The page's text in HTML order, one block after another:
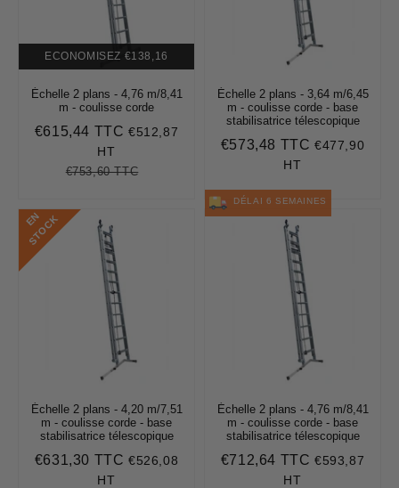
ECONOMISEZ €138,16
Échelle 2 plans - 4,76 m/8,41
m - coulisse corde
Prix
€615,44 TTC €615,44
€512,87
HT
Prix
€753,60 TTC€753,60
Échelle 2 plans - 3,64 m/6,45
m - coulisse corde - base
stabilisatrice télescopique
Prix
€573,48 TTC €573,48
€477,90
HT
E
N
S
T
O
C
K
Échelle 2 plans - 4,20 m/7,51
m - coulisse corde - base
stabilisatrice télescopique
Prix
€631,30 TTC €631,30
€526,08
HT
DÉLAI 6 SEMAINES
Échelle 2 plans - 4,76 m/8,41
m - coulisse corde - base
stabilisatrice télescopique
Prix
€712,64 TTC €712,64
€593,87
HT